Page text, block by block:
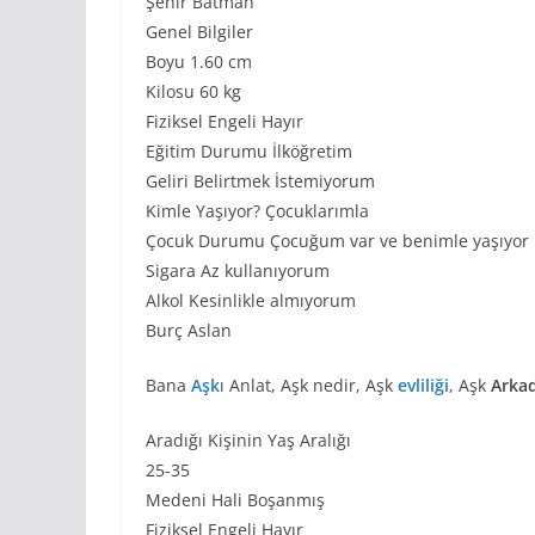
Genel Bilgiler
Boyu 1.60 cm
Kilosu 60 kg
Fiziksel Engeli Hayır
Eğitim Durumu İlköğretim
Geliri Belirtmek İstemiyorum
Kimle Yaşıyor? Çocuklarımla
Çocuk Durumu Çocuğum var ve benimle yaşıyor
Sigara Az kullanıyorum
Alkol Kesinlikle almıyorum
Burç Aslan
Bana Aşkı Anlat, Aşk nedir, Aşk evliliği, Aşk
Aradığı Kişinin Yaş Aralığı
25-35
Medeni Hali Boşanmış
Fiziksel Engeli Hayır